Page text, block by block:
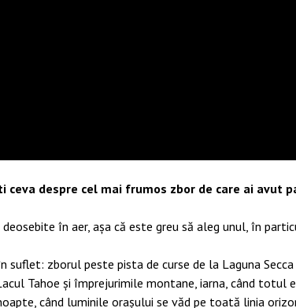
ceva despre cel mai frumos zbor de care ai avut
în aer, așa că este greu să aleg unul, în
suflet: zborul peste pista de curse de la Laguna
Tahoe și împrejurimile montane, iarna, când totul
când luminile orașului se văd pe toată linia